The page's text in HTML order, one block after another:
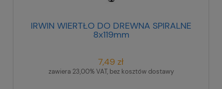
IRWIN WIERTŁO DO DREWNA SPIRALNE
8x119mm
7,49 zł
zawiera 23,00% VAT, bez kosztów dostawy